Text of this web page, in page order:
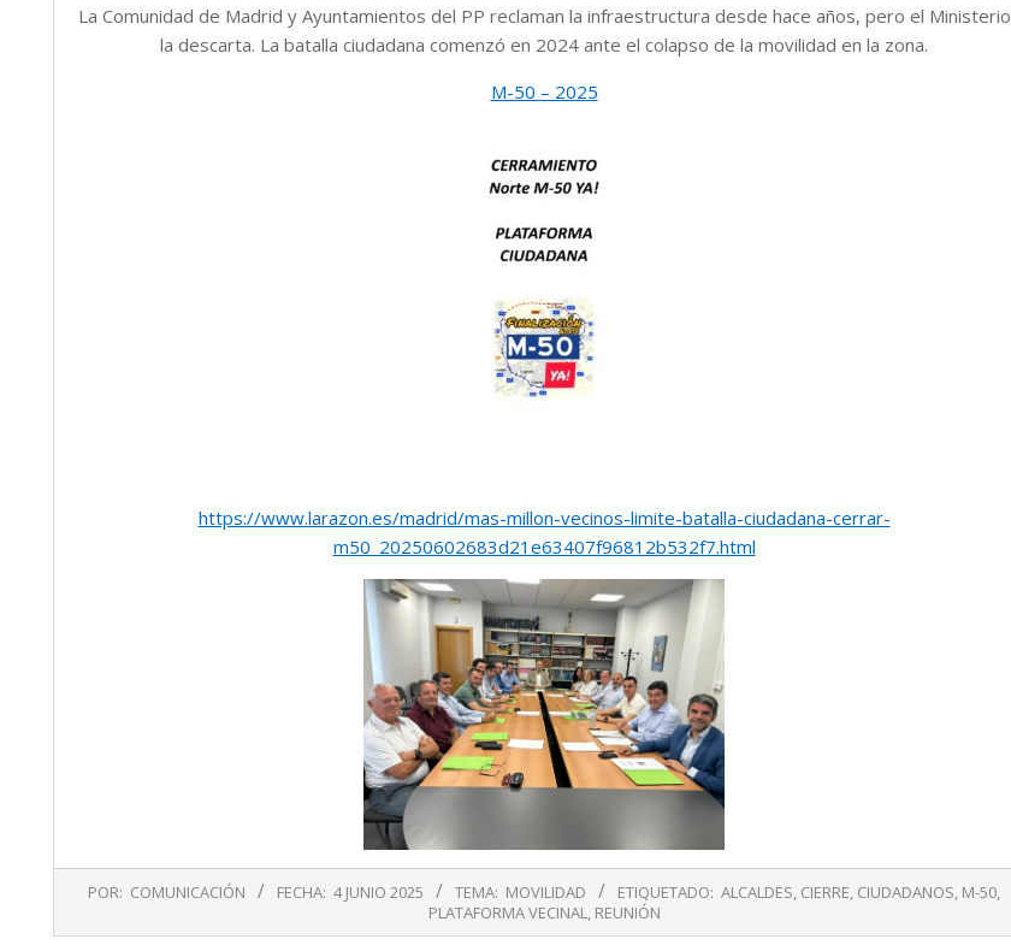
La Comunidad de Madrid y Ayuntamientos del PP reclaman la infraestructura desde hace años, pero el Ministerio
la descarta. La batalla ciudadana comenzó en 2024 ante el colapso de la movilidad en la zona.
M-50 – 2025
https://www.larazon.es/madrid/mas-millon-vecinos-limite-batalla-ciudadana-cerrar-
m50_20250602683d21e63407f96812b532f7.html
04
POR: COMUNICACIÓN FECHA: 4 JUNIO 2025 TEMA: MOVILIDAD ETIQUETADO: ALCALDES, CIERRE, CIUDADANOS, M-50,
PLATAFORMA VECINAL, REUNIÓN